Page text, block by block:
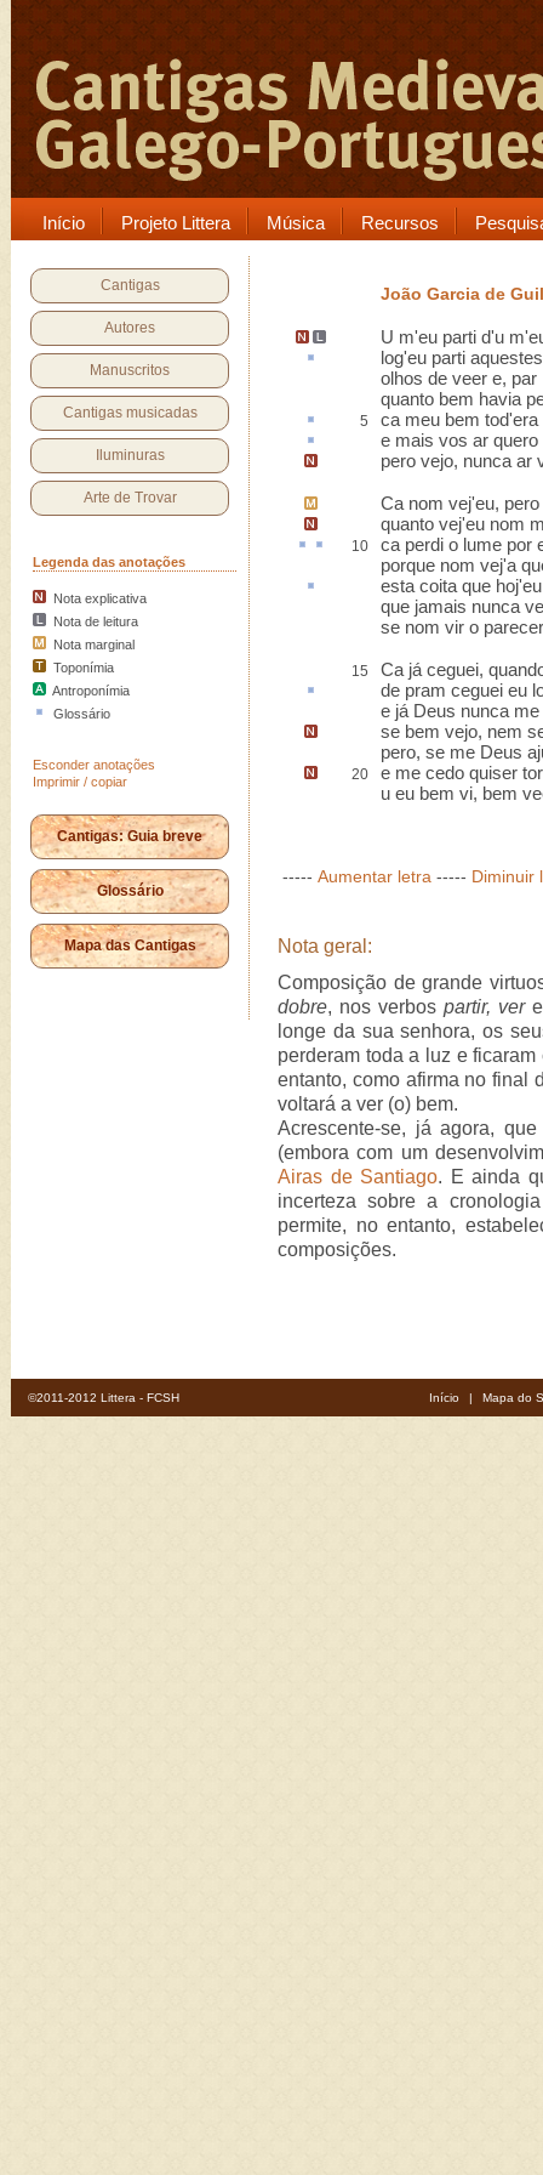
Início Projeto Littera Música Recursos
Cantigas
Autores
Manuscritos
Cantigas musicadas
Iluminuras
Arte de Trovar
Legenda das anotações
Nota explicativa
Nota de leitura
Nota marginal
Toponímia
Antroponímia
Glossário
Esconder anotações
Imprimir / copiar
Cantigas: Guia breve
Glossário
Mapa das Cantigas
João Garcia de
U m'eu parti d'u
log'eu parti
olhos de veer e, par
quanto bem havia
5 ca meu bem
e mais vos ar quero
pero vejo, nunca ar
Ca nom vej'eu,
quanto vej'eu nom
10 ca perdi o lume por
porque nom vej'a
esta coita que
que jamais nunca
se nom vir o
15
Ca já ceguei,
de pram ceguei eu
e já Deus nunca
se bem vejo, nem
pero, se me Deus
20
e me cedo quiser
u eu bem vi, bem
----- Aumentar letra ----- Diminuir
Nota geral:
Composição de grande
dobre, nos verbos partir, ver
longe da sua senhora, os
perderam toda a luz e
entanto, como afirma no final
voltará a ver (o) bem.
Acrescente-se, já agora,
(embora com um
Airas de Santiago. E ainda
incerteza sobre a
permite, no entanto,
composições.
©2011-2012 Littera - FCSH Início | Mapa do